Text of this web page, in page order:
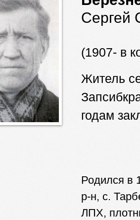
Сергей
(1907- в
Житель
годам
Родился в
р-н, с.
ЛПХ,